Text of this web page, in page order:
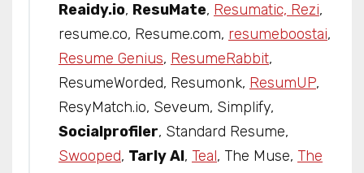
Reaidy.io, ResuMate, Resumatic, Rezi,
resume.co, Resume.com, resumeboostai,
Resume Genius, ResumeRabbit,
ResumeWorded, Resumonk, ResumUP,
ResyMatch.io, Seveum, Simplify,
Socialprofiler, Standard Resume,
Swooped, Tarly AI, Teal, The Muse, The